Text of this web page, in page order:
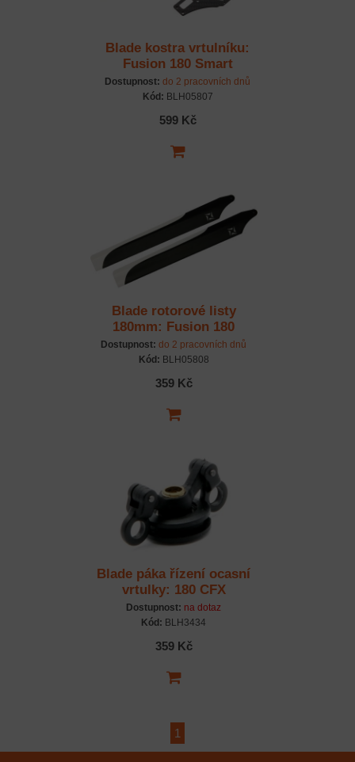
Blade kostra vrtulníku:
Fusion 180 Smart
Dostupnost: do 2 pracovních dnů
Kód: BLH05807
599 Kč
Blade rotorové listy
180mm: Fusion 180
Smart
Dostupnost: do 2 pracovních dnů
Kód: BLH05808
359 Kč
Blade páka řízení ocasní
vrtulky: 180 CFX
Dostupnost: na dotaz
Kód: BLH3434
359 Kč
1